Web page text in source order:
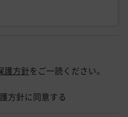
護方針をご一読ください。
方針に同意する